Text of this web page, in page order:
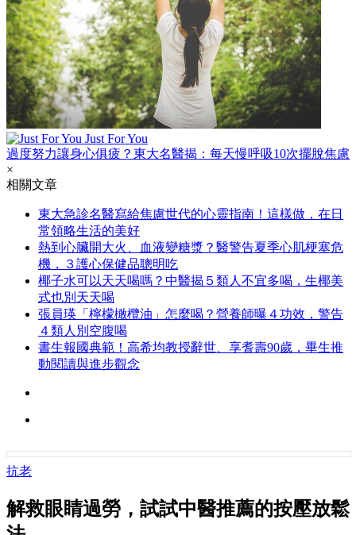
Just For You
過度努力讓身心俱疲？東大名醫揭：每天慢呼吸10次擺脫焦慮
×
相關文章
東大急診名醫寫給焦慮世代的心靈指南！這樣做，在日
常領略生活的美好
熱到心臟開大火、血液變糖漿？醫警告夏季心肌梗塞危
機，３護心保健品聰明吃
椰子水可以天天喝嗎？中醫揭５類人不宜多喝，生椰美
式也別天天喝
張員瑛「檸檬橄欖油」怎麼喝？營養師曝４功效，警告
４類人別空腹喝
書生報國典範！高希均教授辭世、享耆壽90歲，畢生推
動閱讀與進步觀念
抗老
解救眼睛過勞，試試中醫推薦的按壓放鬆